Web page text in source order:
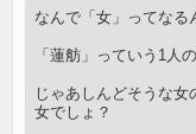
なんで「女」ってなる
「蓮舫」っていう1人
じゃあしんどそうな女
女でしょ？